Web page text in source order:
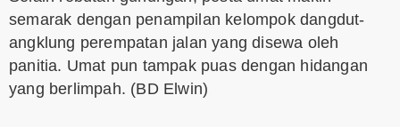
semarak dengan penampilan kelompok dangdut-
angklung perempatan jalan yang disewa oleh
panitia. Umat pun tampak puas dengan hidangan
yang berlimpah. (BD Elwin)